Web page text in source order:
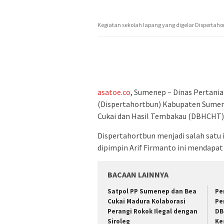
Kegiatan sekolah lapang yang digelar
asatoe.co, Sumenep – Dinas
(Dispertahortbun) Kabupaten
Cukai dan Hasil Tembakau
Dispertahortbun menjadi salah satu
dipimpin Arif Firmanto ini mendapat
BACAAN LAINNYA
Satpol PP Sumenep dan Bea
Cukai Madura Kolaborasi
Perangi Rokok Ilegal dengan
Siroleg